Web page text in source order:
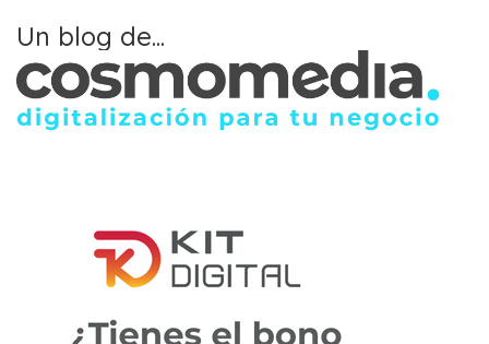
Un blog de...